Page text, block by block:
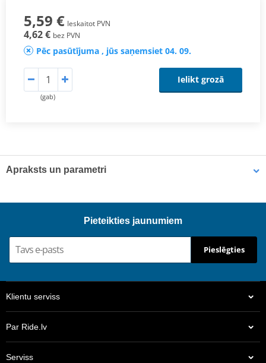
5,59 € Ieskaitot PVN
4,62 € bez PVN
Pēc pasūtījuma , jūs saņemsiet 04. 09.
(gab)
Ielikt grozā
Apraksts un parametri
.07.1982
Pieteikties jaunumiem
Pieslēgties
Klientu serviss
Par Ride.lv
Serviss